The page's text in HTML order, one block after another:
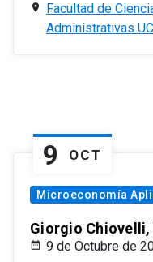
Facultad de
Administrativas UC
9 OCT
Microeconomía
Giorgio Chiovelli,
9 de Octubre de